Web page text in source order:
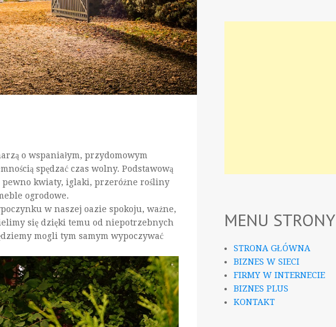
o wspaniałym, przydomowym
spędzać czas wolny. Podstawową
kwiaty, iglaki, przeróżne rośliny
ogrodowe.
w naszej oazie spokoju, ważne,
się dzięki temu od niepotrzebnych
mogli tym samym wypoczywać
MENU STRONY
STRONA GŁÓWNA
BIZNES W SIECI
FIRMY W INTERNECIE
BIZNES PLUS
KONTAKT